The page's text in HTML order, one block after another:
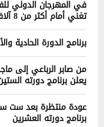
في المهرجان الدولي
تغني أمام أكثر من 8 آلاف متفرجا
برنامج الدورة الحادية
من صابر الرباعي إلى
يعلن برنامج دورته
عودة منتظرة بعد ست
برنامج دورته العشرين